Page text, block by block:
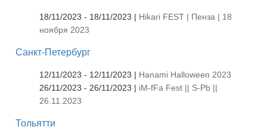
18/11/2023 - 18/11/2023 | Hikari FEST | Пенза | 18
ноября 2023
Санкт-Петербург
12/11/2023 - 12/11/2023 | Hanami Halloween 2023
26/11/2023 - 26/11/2023 | iM-fFa Fest || S-Pb ||
26.11.2023
Тольятти